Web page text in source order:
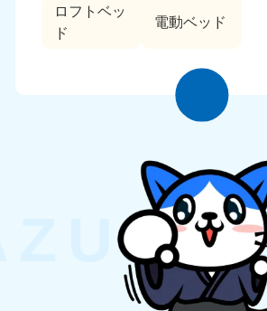
ロフトベッ
ド
電動ベッド